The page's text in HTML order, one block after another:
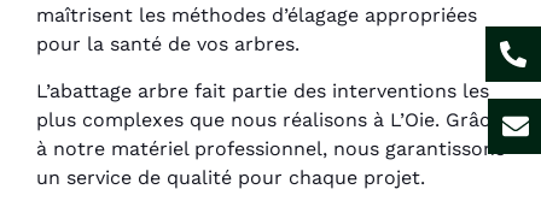
maîtrisent les méthodes d’élagage appropriées
pour la santé de vos arbres.
L’abattage arbre fait partie des interventions les
plus complexes que nous réalisons à L’Oie. Grâce
à notre matériel professionnel, nous garantissons
un service de qualité pour chaque projet.